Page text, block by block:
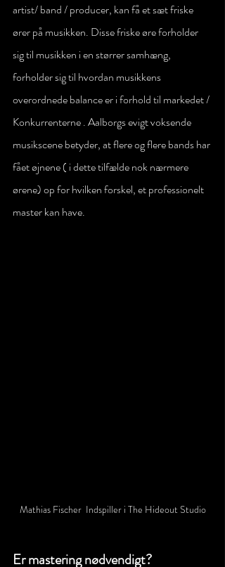
artist/ band / producer, kan få et sæt friske
ører på musikken. Disse friske øre forholder
sig til musikken i en størrer samhæng,
forholder sig til hvordan musikkens
overordnede balance er i forhold til markedet /
Konkurrenterne . Aalborgs evigt voksende
musikscene betyder, at flere og flere bands har
fået øjnene ( i dette tilfælde nok nærmere
ørene) op for hvilken forskel, et professionelt
master kan have.
Mathias Fischer  Indspiller i The Hideout Studio
Er mastering nødvendigt?